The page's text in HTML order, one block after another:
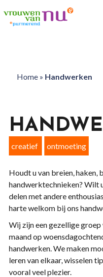
Home» Handwerken
creatief ontmoeting
Houdt u van breien, haken,
handwerktechnieken? Wilt
delen met andere
harte welkom bij ons
Wij zijn een gezellige
maand op
handwerken. We maken
leren van elkaar, wisselen
vooral veel plezier.